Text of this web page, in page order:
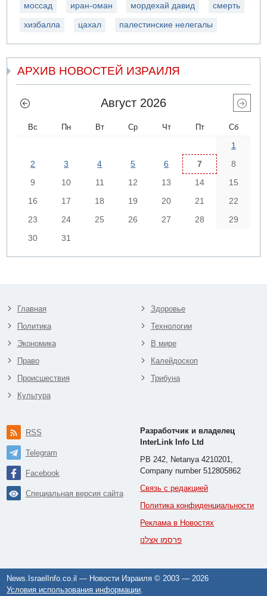
моссад иран-оман мордехай давид смерть
хизбалла цахал палестинские нелегалы
АРХИВ НОВОСТЕЙ ИЗРАИЛЯ
Август 2026
Вс Пн Вт Ср Чт Пт Сб
1
2
3 4 5 6 7
8
9
10 11 12 13 14
15
16
17 18 19 20 21
22
23
24 25 26 27 28
29
30
31
Главная
Политика
Экономика
Право
Происшествия
Культура
Здоровье
Технологии
В мире
Калейдоскоп
Трибуна
RSS
Telegram
Facebook
Специальная версия сайта
Разработчик и владелец
InterLink Info Ltd
PB 242, Netanya 4210201,
Company number 512805862
Связь с редакцией
Политика конфиденциальности
Реклама в Новостях
פרסמו אצלנו
News.IsraelInfo.co.il — Новости Израиля © 2003 —2026
Условия использования информации.